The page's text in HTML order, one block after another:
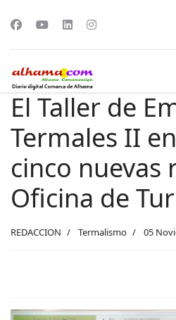
El Taller de
Termales II
cinco nuevas
Oficina de
REDACCION Termalismo 05